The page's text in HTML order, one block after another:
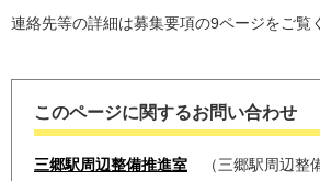
連絡先等の詳細は募集要項の9ページをご覧
このページに関するお問い合わせ
三郷駅周辺整備推進室
三郷駅周辺整